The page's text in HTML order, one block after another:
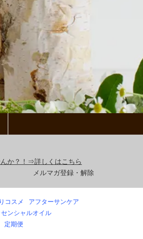
か？！⇒詳しくはこちら
メルマガ登録・解除
コスメ
アフターサンケア
センシャルオイル
定期便